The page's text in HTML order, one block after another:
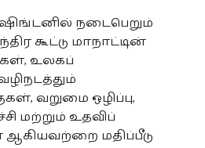
நடைபெறும்
கூட்டு மாநாட்டின்
உலகப்
வறுமை ஒழிப்பு,
மற்றும் உதவிப்
மதிப்பீடு